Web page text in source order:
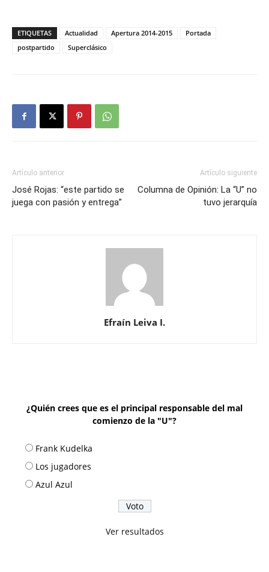
ETIQUETAS Actualidad Apertura 2014-2015
Portada
postpartido
Superclásico
Artículo anterior
José Rojas: “este partido se
juega con pasión y entrega”
Artículo siguiente
Columna de Opinión: La “U” no
tuvo jerarquía
Efraín Leiva I.
¿Quién crees que es el principal responsable del mal
comienzo de la "U"?
Frank Kudelka
Los jugadores
Azul Azul
Ver resultados